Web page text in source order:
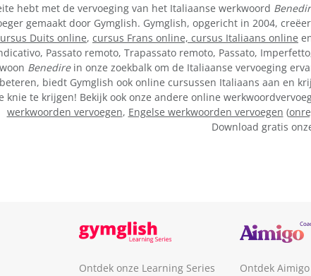
hebt met de vervoeging van het Italiaanse werkwoord
gemaakt door Gymglish. Gymglish, opgericht in 2004,
Duits online, cursus Frans online, cursus Italiaans online
Passato remoto, Trapassato remoto, Passato,
Benedirein onze zoekbalk om de Italiaanse vervoeging
biedt Gymglish ook online cursussen Italiaans aan en
knie te krijgen! Bekijk ook onze andere online
werkwoorden vervoegen, Engelse werkwoorden vervoegen (
Download gratis
Ontdek onze Learning Series
Ontdek Aimigo